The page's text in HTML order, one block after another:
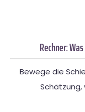
Rechner:
Bewege die
Schätzung,